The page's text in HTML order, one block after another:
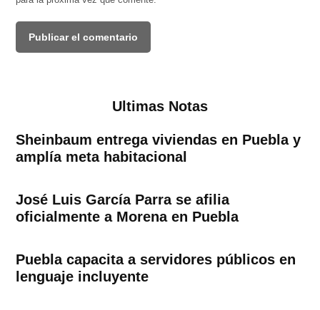
Ultimas Notas
Sheinbaum entrega viviendas en Puebla y
amplía meta habitacional
José Luis García Parra se afilia
oficialmente a Morena en Puebla
Puebla capacita a servidores públicos en
lenguaje incluyente